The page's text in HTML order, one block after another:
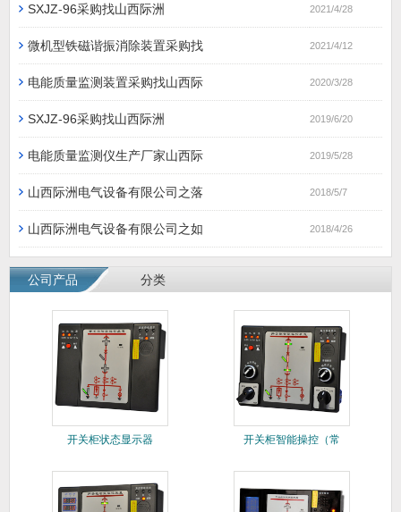
SXJZ-96采购找山西际洲 2021/4/28
微机型铁磁谐振消除装置采购找 2021/4/12
电能质量监测装置采购找山西际 2020/3/28
SXJZ-96采购找山西际洲 2019/6/20
电能质量监测仪生产厂家山西际 2019/5/28
山西际洲电气设备有限公司之落 2018/5/7
山西际洲电气设备有限公司之如 2018/4/26
公司产品 分类
开关柜状态显示器 开关柜智能操控（常